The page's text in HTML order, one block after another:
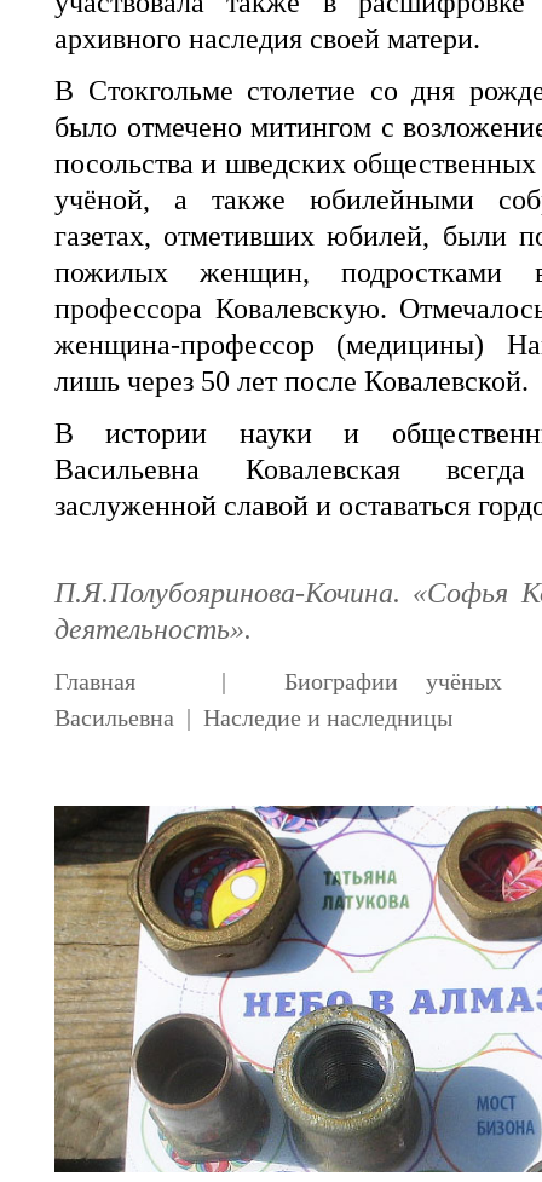
архивного наследия своей матери.
В Стокгольме столетие со дня
было отмечено митингом с
посольства и шведских
учёной, а также юбилейными
газетах, отметивших юбилей, были
пожилых женщин, подростками
профессора Ковалевскую.
женщина-профессор (медицины)
лишь через 50 лет после Ковалевской.
В истории науки и
Васильевна Ковалевская
заслуженной славой и оставаться
П.Я.Полубояринова-Кочина. «Софья
деятельность».
Главная | Биографии учёных
Васильевна | Наследие и наследницы